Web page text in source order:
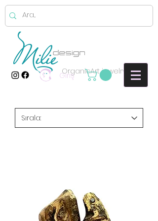
OrganicArt jewelry
Giriş